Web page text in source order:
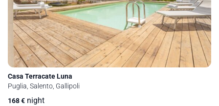
Casa Terracate Luna
Puglia, Salento, Gallipoli
168€ night